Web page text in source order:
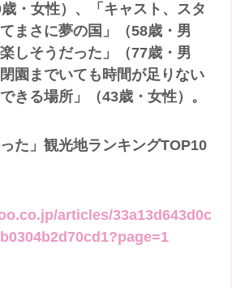
・女性）、「キャスト、スタ
まさに夢の国」（58歳・男
しそうだった」（77歳・男
園までいても時間が足りない
きる場所」（43歳・女性）。
た」観光地ランキングTOP10
articles/33a13d643d0c